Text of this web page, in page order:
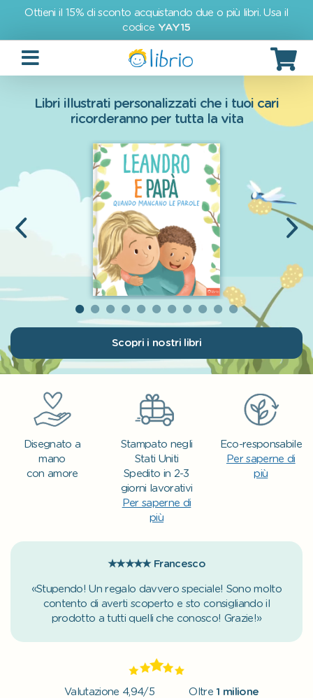
Ottieni il 15% di sconto acquistando due o più libri. Usa il
codice YAY15
Libri illustrati personalizzati che i tuoi cari
ricorderanno per tutta la vita
Scopri i nostri libri
Disegnato a
mano
con amore
Stampato negli
Stati Uniti
Spedito in 2-3
giorni lavorativi
Per saperne di
più
Eco-responsabile
Per saperne di
più
★★★★★ Francesco
«Stupendo! Un regalo davvero speciale! Sono molto
contento di averti scoperto e sto consigliando il
prodotto a tutti quelli che conosco! Grazie!»
Valutazione 4,94/5
Oltre1 milione